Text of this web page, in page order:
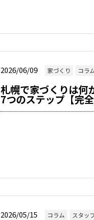
2026/06/09 家づくり コラ
札幌で家づくりは何
7つのステップ【完全
2026/05/15 コラム スタッ